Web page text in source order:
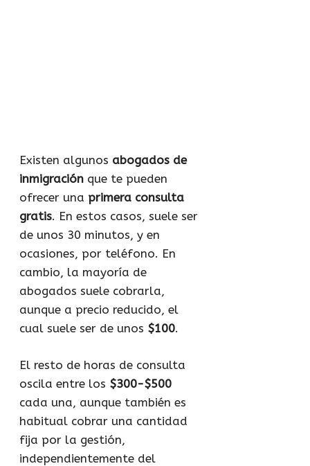
Existen algunos abogados de
inmigración que te pueden
ofrecer una primera consulta
gratis. En estos casos, suele ser
de unos 30 minutos, y en
ocasiones, por teléfono. En
cambio, la mayoría de
abogados suele cobrarla,
aunque a precio reducido, el
cual suele ser de unos $100.
El resto de horas de consulta
oscila entre los $300-$500
cada una, aunque también es
habitual cobrar una cantidad
fija por la gestión,
independientemente del